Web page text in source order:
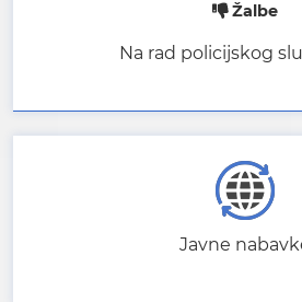
Žalbe
Na rad policijskog
Javne